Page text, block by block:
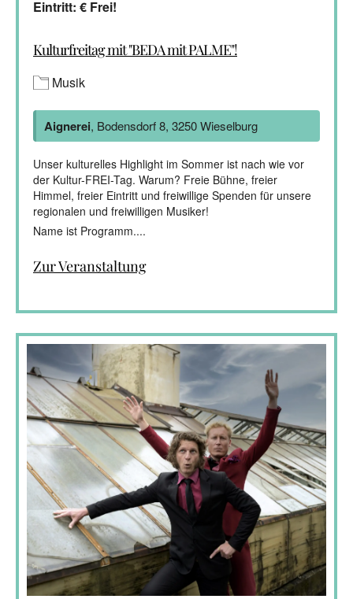
Eintritt: € Frei!
Kulturfreitag mit "BEDA mit PALME"!
Musik
Aignerei, Bodensdorf 8, 3250 Wieselburg
Unser kulturelles Highlight im Sommer ist nach wie vor
der Kultur-FREI-Tag. Warum? Freie Bühne, freier
Himmel, freier Eintritt und freiwillige Spenden für unsere
regionalen und freiwilligen Musiker!
Name ist Programm....
Zur Veranstaltung